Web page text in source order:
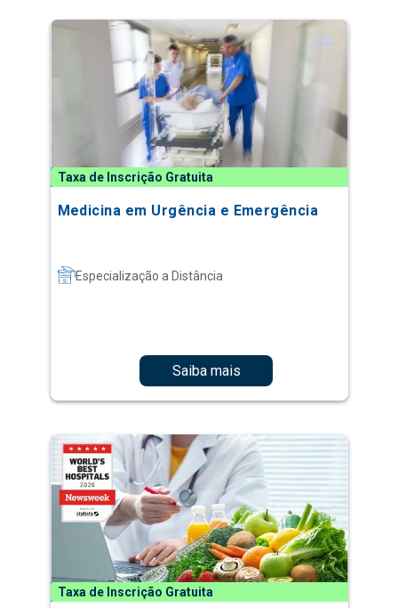
Taxa de Inscrição Gratuita
Medicina em Urgência e Emergência
Especialização a Distância
Saiba mais
Taxa de Inscrição Gratuita